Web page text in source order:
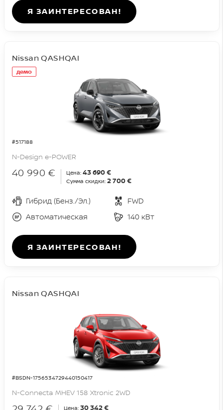
Я ЗАИНТЕРЕСОВАН!
демо
#517188
Nissan QASHQAI
N-Design e-POWER
40 990 € Цена: 43 690 €
Сумма скидки: 2 700 €
Гибрид (Бенз./Эл.)
FWD
Автоматическая
140 кВт
Я ЗАИНТЕРЕСОВАН!
#BSDN-1756534729440150417
Nissan QASHQAI
N-Connecta MHEV 158 Xtronic 2WD
Цена: 30 342 €